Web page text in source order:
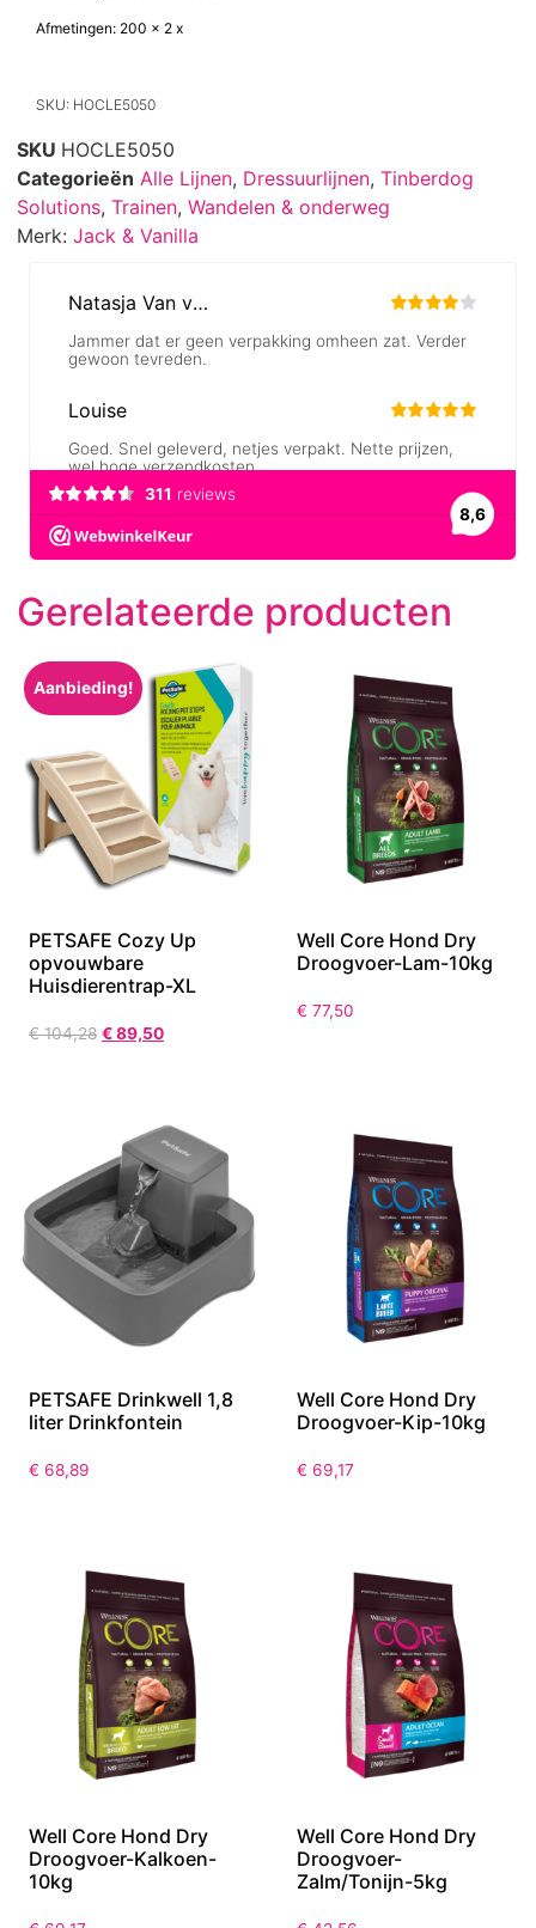
Afmetingen: 200 x 2 x
SKU: HOCLE5050
SKU HOCLE5050
Categorieën Alle Lijnen, Dressuurlijnen, Tinberdog
Solutions, Trainen, Wandelen & onderweg
Merk: Jack & Vanilla
Gerelateerde producten
Aanbieding!
PETSAFE Cozy Up
opvouwbare
Huisdierentrap-XL
€104,28 €89,50
Well Core Hond Dry
Droogvoer-Lam-10kg
€ 77,50
PETSAFE Drinkwell 1,8
liter Drinkfontein
€ 68,89
Well Core Hond Dry
Droogvoer-Kip-10kg
€ 69,17
Well Core Hond Dry
Droogvoer-Kalkoen-
10kg
Well Core Hond Dry
Droogvoer-
Zalm/Tonijn-5kg